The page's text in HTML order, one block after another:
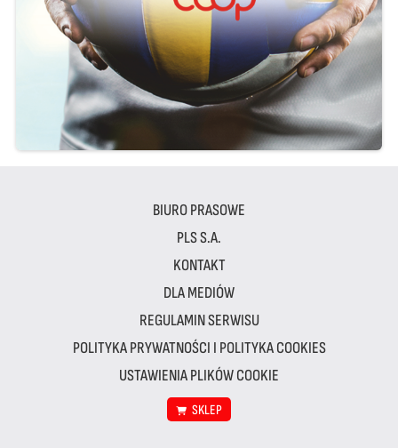
BIURO PRASOWE
PLS S.A.
KONTAKT
DLA MEDIÓW
REGULAMIN SERWISU
POLITYKA PRYWATNOŚCI I POLITYKA COOKIES
USTAWIENIA PLIKÓW COOKIE
SKLEP